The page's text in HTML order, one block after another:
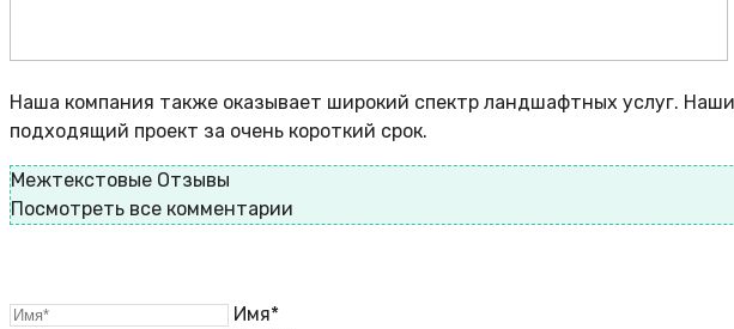
Наша компания также оказывает широкий спектр ландшафтных услуг.
подходящий проект за очень короткий срок.
Межтекстовые Отзывы
Посмотреть все комментарии
Имя*